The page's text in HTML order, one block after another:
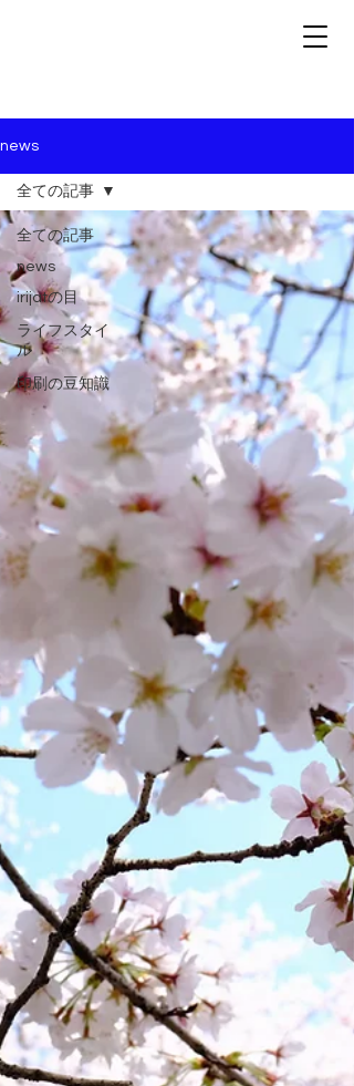
news
全ての記事
news
irijatの目
ライフスタイ
ル
印刷の豆知識
全ての記事